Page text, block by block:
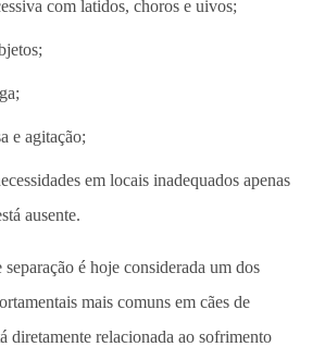
com latidos, choros e uivos;
e agitação;
em locais inadequados apenas
ausente.
separação é hoje considerada um dos
mais comuns em cães de
diretamente relacionada ao sofrimento